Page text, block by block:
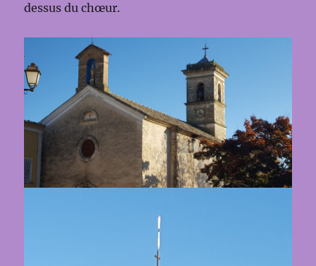
dessus du chœur.